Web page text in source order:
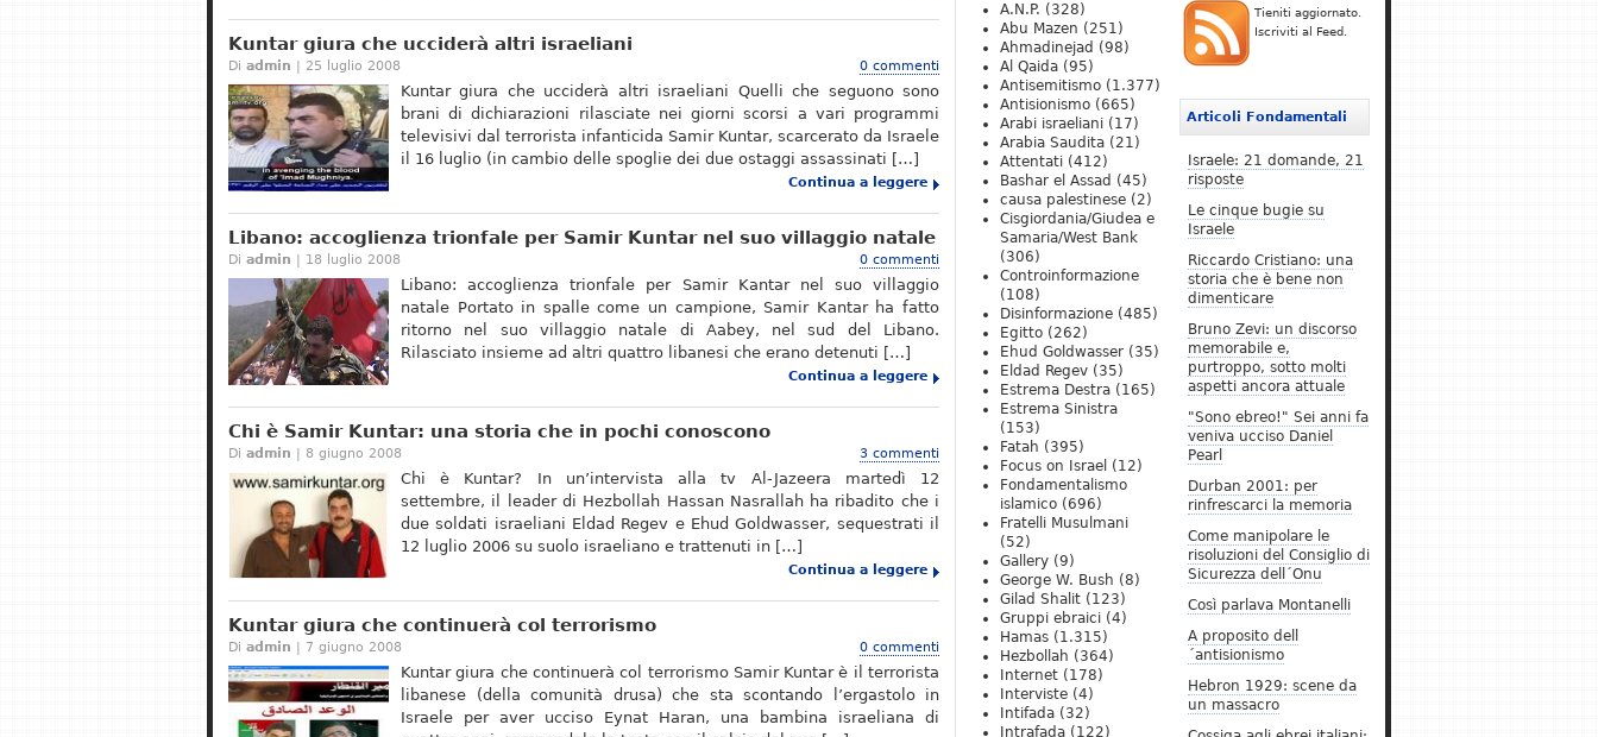
Kuntar giura che ucciderà altri israeliani
Di admin | 25 luglio 2008 0 commenti
Kuntar giura che ucciderà altri israeliani Quelli che seguono sono
brani di dichiarazioni rilasciate nei giorni scorsi a vari programmi
televisivi dal terrorista infanticida Samir Kuntar, scarcerato da Israele
il 16 luglio (in cambio delle spoglie dei due ostaggi assassinati […]
Continua a leggere
Libano: accoglienza trionfale per Samir Kuntar nel suo villaggio natale
Di admin | 18 luglio 2008 0 commenti
Libano: accoglienza trionfale per Samir Kantar nel suo villaggio
natale Portato in spalle come un campione, Samir Kantar ha fatto
ritorno nel suo villaggio natale di Aabey, nel sud del Libano.
Rilasciato insieme ad altri quattro libanesi che erano detenuti […]
Continua a leggere
Chi è Samir Kuntar: una storia che in pochi conoscono
Di admin | 8 giugno 2008 3 commenti
Chi è Kuntar? In un’intervista alla tv Al-Jazeera martedì 12
settembre, il leader di Hezbollah Hassan Nasrallah ha ribadito che i
due soldati israeliani Eldad Regev e Ehud Goldwasser, sequestrati il
12 luglio 2006 su suolo israeliano e trattenuti in […]
Continua a leggere
Kuntar giura che continuerà col terrorismo
Di admin | 7 giugno 2008 0 commenti
Kuntar giura che continuerà col terrorismo Samir Kuntar è il terrorista
libanese (della comunità drusa) che sta scontando l’ergastolo in
Israele per aver ucciso Eynat Haran, una bambina israeliana di
Tieniti aggiornato.
Iscriviti al Feed.
Articoli Fondamentali
Israele: 21 domande, 21
risposte
Le cinque bugie su
Israele
Riccardo Cristiano: una
storia che è bene non
dimenticare
Bruno Zevi: un discorso
memorabile e,
purtroppo, sotto molti
aspetti ancora attuale
"Sono ebreo!" Sei anni fa
veniva ucciso Daniel
Pearl
Durban 2001: per
rinfrescarci la memoria
Come manipolare le
risoluzioni del Consiglio di
Sicurezza dell´Onu
Così parlava Montanelli
A proposito dell
´antisionismo
Hebron 1929: scene da
un massacro
A.N.P. (328)
Abu Mazen (251)
Ahmadinejad (98)
Al Qaida (95)
Antisemitismo (1.377)
Antisionismo (665)
Arabi israeliani (17)
Arabia Saudita (21)
Attentati (412)
Bashar el Assad (45)
causa palestinese (2)
Cisgiordania/Giudea e
Samaria/West Bank
(306)
Controinformazione
(108)
Disinformazione (485)
Egitto (262)
Ehud Goldwasser (35)
Eldad Regev (35)
Estrema Destra (165)
Estrema Sinistra
(153)
Fatah (395)
Focus on Israel (12)
Fondamentalismo
islamico (696)
Fratelli Musulmani
(52)
Gallery (9)
George W. Bush (8)
Gilad Shalit (123)
Gruppi ebraici (4)
Hamas (1.315)
Hezbollah (364)
Internet (178)
Interviste (4)
Intifada (32)
Intrafada (122)